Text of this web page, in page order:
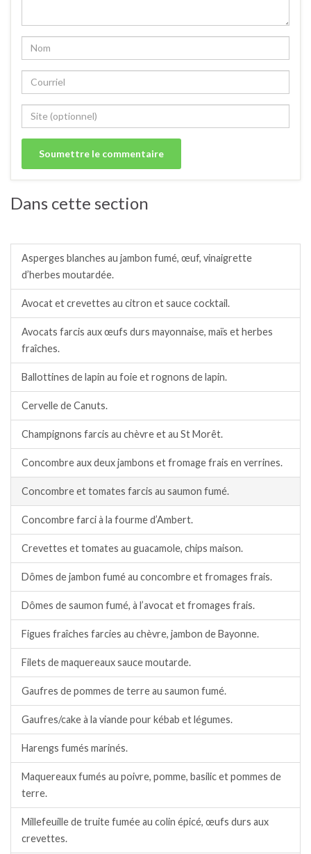
Dans cette section
Asperges blanches au jambon fumé, œuf, vinaigrette
d’herbes moutardée.
Avocat et crevettes au citron et sauce cocktail.
Avocats farcis aux œufs durs mayonnaise, maïs et herbes
fraîches.
Ballottines de lapin au foie et rognons de lapin.
Cervelle de Canuts.
Champignons farcis au chèvre et au St Morêt.
Concombre aux deux jambons et fromage frais en verrines.
Concombre et tomates farcis au saumon fumé.
Concombre farci à la fourme d’Ambert.
Crevettes et tomates au guacamole, chips maison.
Dômes de jambon fumé au concombre et fromages frais.
Dômes de saumon fumé, à l’avocat et fromages frais.
Figues fraîches farcies au chèvre, jambon de Bayonne.
Filets de maquereaux sauce moutarde.
Gaufres de pommes de terre au saumon fumé.
Gaufres/cake à la viande pour kébab et légumes.
Harengs fumés marinés.
Maquereaux fumés au poivre, pomme, basilic et pommes de
terre.
Millefeuille de truite fumée au colin épicé, œufs durs aux
crevettes.